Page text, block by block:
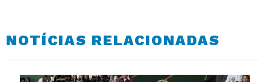
NOTÍCIAS RELACIONADAS